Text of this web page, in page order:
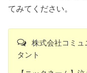
てみてください。
株式会社コミ
タント